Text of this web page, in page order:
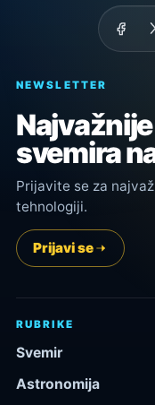
NEWSLETTER
svemira
Prijavite se za
tehnologiji.
Prijavi se
RUBRIKE
Svemir
Astronomija